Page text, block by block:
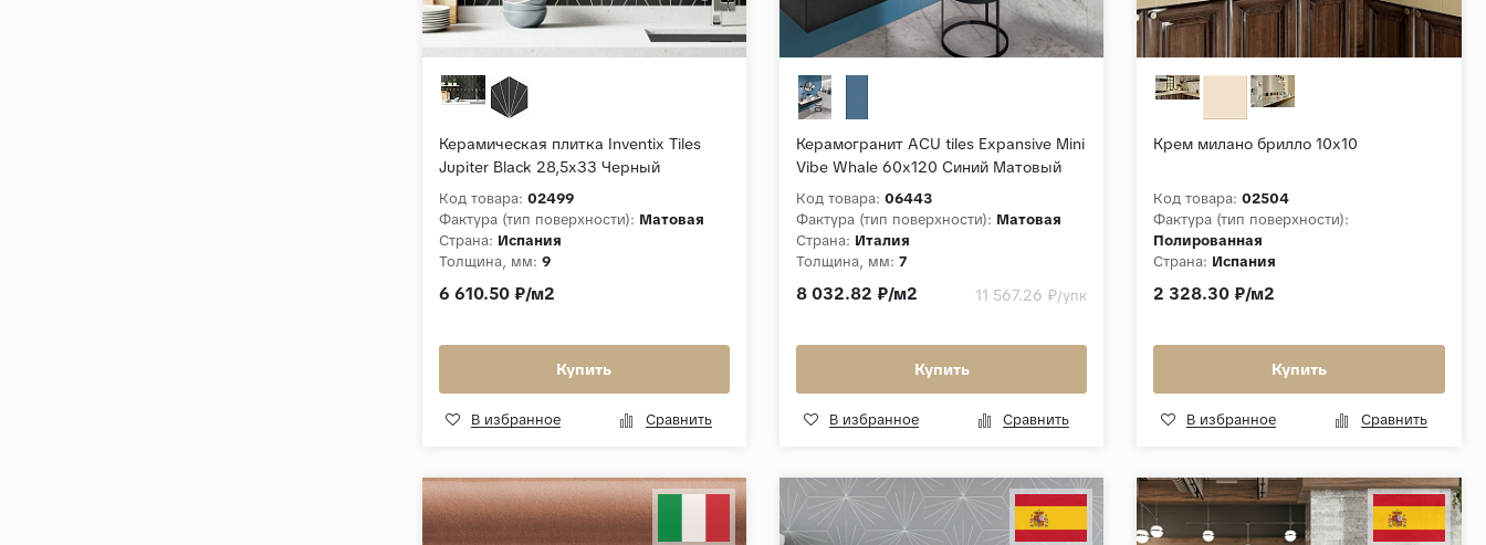
Керамическая плитка Inventix Tiles
Jupiter Black 28,5x33 Черный
Матовый
Код товара: 02499
Фактура (тип поверхности): Матовая
Страна: Испания
Толщина, мм: 9
6 610.50 ₽/м2
Купить
В избранное Сравнить
Керамогранит ACU tiles Expansive Mini
Vibe Whale 60x120 Синий Матовый
Код товара: 06443
Фактура (тип поверхности): Матовая
Страна: Италия
Толщина, мм: 7
8 032.82 ₽/м2 11 567.26 ₽/упк
Купить
В избранное Сравнить
Крем милано брилло 10х10
Код товара: 02504
Фактура (тип поверхности):
Полированная
Страна: Испания
2 328.30 ₽/м2
Купить
В избранное Сравнить